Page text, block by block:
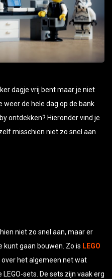
dagje vrij bent maar je niet
weer de hele dag op de bank
ontdekken? Hieronder vind je
misschien niet zo snel aan
niet zo snel aan, maar er
kunt gaan bouwen. Zo is LEGO
over het algemeen net wat
sets. De sets zijn vaak erg